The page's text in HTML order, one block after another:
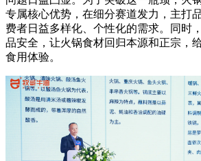
专属核心优势，在细分赛道发力，主打
费者日益多样化、个性化的需求。同时
品安全，让火锅食材回归本源和正宗，
食用体验。